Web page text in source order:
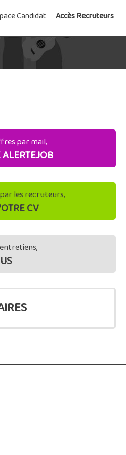
Candidat Accès Recruteurs
par mail,
les recruteurs,
CV